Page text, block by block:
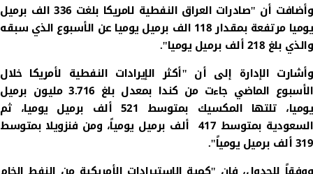
وأضافت أن "صادرات العراق النفطية لامريكا بلغت 336 الف برميل
يوميا مرتفعة بمقدار 118 الف برميل يوميا عن الأسبوع الذي سبقه
والذي بلغ 218 ألف برميل يوميا".
وأشارت الإدارة إلى أن "أكثر الإيرادات النفطية لأمريكا خلال
الأسبوع الماضي جاءت من كندا بمعدل بلغ 3.716 مليون برميل
يوميا، تلتها المكسيك بمتوسط 521 ألف برميل يوميا، ثم
السعودية بمتوسط 417 ألف برميل يومياً، ومن فنزويلا بمتوسط
319 ألف برميل يومياً".